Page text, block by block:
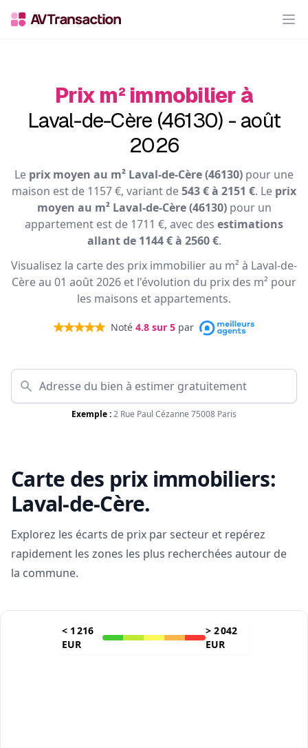
Prix m² immobilier à
Laval-de-Cère (46130) - août
2026
Le prix moyen au m² Laval-de-Cère (46130) pour une
maison est de 1157 €, variant de543 € à 2151 €. Le prix
moyen au m² Laval-de-Cère (46130)pour un
appartement est de 1711 €, avec des estimations
allant de 1144 € à 2560 €.
Visualisez la carte des prix immobilier au m² à Laval-de-
Cère au 01 août 2026 et l'évolution du prix des m² pour
les maisons et appartements.
Noté 4.8 sur 5 par
Exemple :2 Rue Paul Cézanne 75008 Paris
Carte des prix immobiliers:
Laval-de-Cère.
Explorez les écarts de prix par secteur et repérez
rapidement les zones les plus recherchées autour de
la commune.
< 1 216
EUR
> 2 042
EUR